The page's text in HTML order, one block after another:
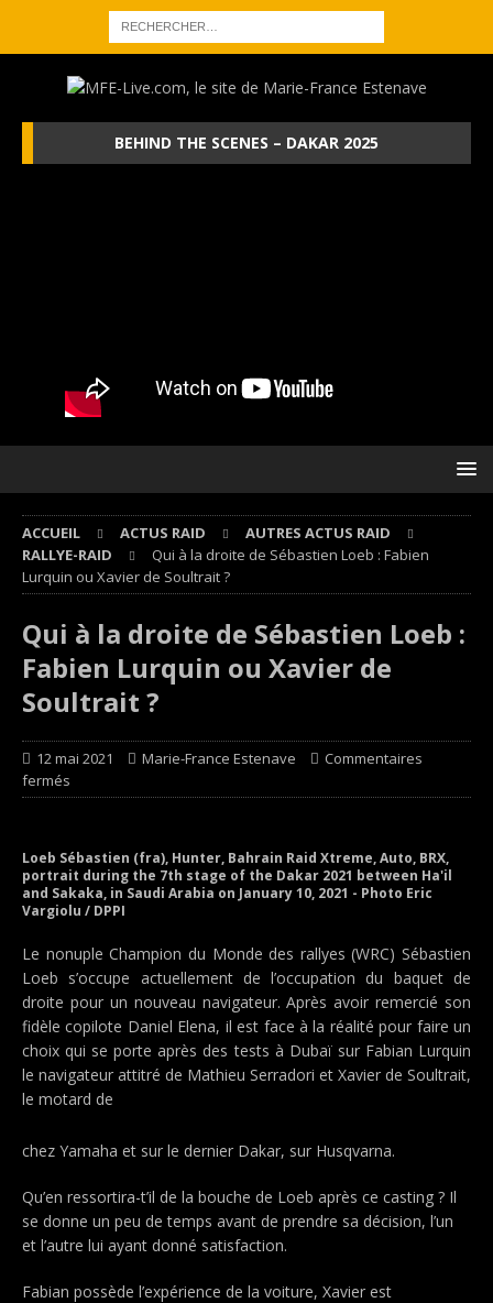
BEHIND THE SCENES – DAKAR 2025
ACCUEIL ACTUS RAID
AUTRES ACTUS RAID
RALLYE-RAID
Qui à la droite de Sébastien Loeb : Fabien
Lurquin ou Xavier de Soultrait ?
Qui à la droite de Sébastien Loeb :
Fabien Lurquin ou Xavier de
Soultrait ?
12 mai 2021 Marie-France Estenave
Commentaires
fermés
Loeb Sébastien (fra), Hunter, Bahrain Raid Xtreme, Auto, BRX,
portrait during the 7th stage of the Dakar 2021 between Ha'il
and Sakaka, in Saudi Arabia on January 10, 2021 - Photo Eric
Vargiolu / DPPI
Le nonuple Champion du Monde des rallyes (WRC) Sébastien
Loeb s’occupe actuellement de l’occupation du baquet de
droite pour un nouveau navigateur. Après avoir remercié son
fidèle copilote Daniel Elena, il est face à la réalité pour faire un
choix qui se porte après des tests à Dubaï sur Fabian Lurquin
le navigateur attitré de Mathieu Serradori et Xavier de Soultrait,
le motard de
chez Yamaha et sur le dernier Dakar, sur Husqvarna.
Qu’en ressortira-t’il de la bouche de Loeb après ce casting ? Il
se donne un peu de temps avant de prendre sa décision, l’un
et l’autre lui ayant donné satisfaction.
Fabian possède l’expérience de la voiture, Xavier est